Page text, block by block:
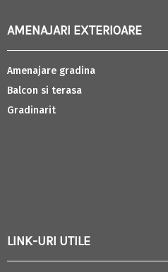
AMENAJARI EXTERIOARE
Amenajare gradina
Balcon si terasa
Gradinarit
LINK-URI UTILE